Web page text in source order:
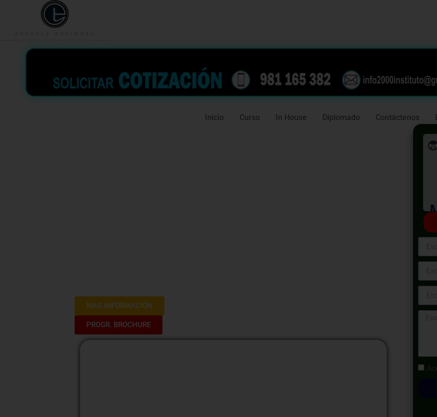
Inicio Curso In House Diplomado Contáctenos
MAS INFORMACIÓN
PROGR. BROCHURE